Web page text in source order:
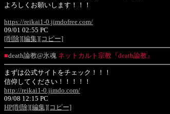
よろしくお願いします！！！
https://reikai1-0.jimdofree.com/
09/01 02:55 PC
[削除][編集][コピー]
■death論教@氷魂 ネットカルト宗教『death論教』
まずは公式サイトをチェック！！！
信仰してください！！！！！
http://reikai1-0.jimdo.com/
09/08 12:15 PC
HP[削除][編集][コピー]